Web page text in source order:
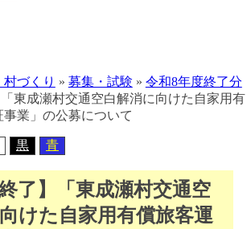
づくり » 募集・試験 » 令和8年度終了分
東成瀬村交通空白解消に向けた自家用有
業」の公募について
黒 青
了】「東成瀬村交通空
けた自家用有償旅客運